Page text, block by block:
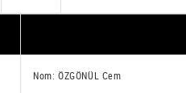
Nom: ÖZGÖNÜL Cem